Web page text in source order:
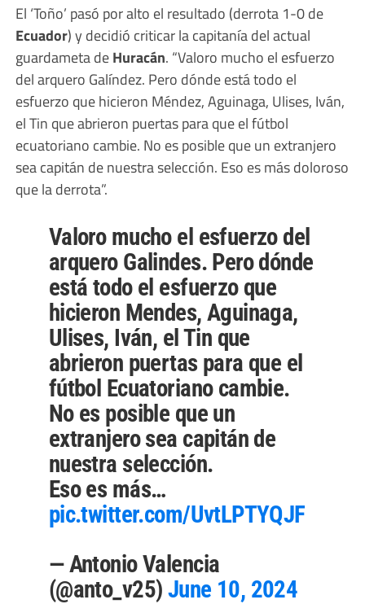
El ‘Toño’ pasó por alto el resultado (derrota 1-0 de
Ecuador) y decidió criticar la capitanía del actual
guardameta deHuracán. “Valoro mucho el esfuerzo
del arquero Galíndez. Pero dónde está todo el
esfuerzo que hicieron Méndez, Aguinaga, Ulises, Iván,
el Tin que abrieron puertas para que el fútbol
ecuatoriano cambie. No es posible que un extranjero
sea capitán de nuestra selección. Eso es más doloroso
que la derrota”.
Valoro mucho el esfuerzo del
arquero Galindes. Pero dónde
está todo el esfuerzo que
hicieron Mendes, Aguinaga,
Ulises, Iván, el Tin que
abrieron puertas para que el
fútbol Ecuatoriano cambie.
No es posible que un
extranjero sea capitán de
nuestra selección.
Eso es más…
pic.twitter.com/UvtLPTYQJF
— Antonio Valencia
(@anto_v25) June 10, 2024